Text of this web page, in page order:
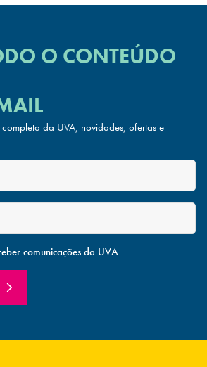
O CONTEÚDO
da UVA, novidades, ofertas e
comunicações da UVA